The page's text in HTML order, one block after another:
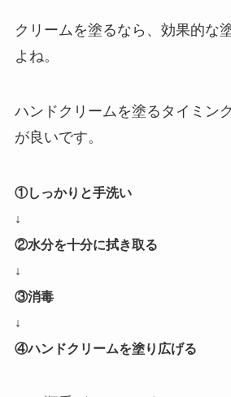
クリームを塗るなら、効果的な
よね。
ハンドクリームを塗るタイミン
が良いです。
①しっかりと手洗い
↓
②水分を十分に拭き取る
↓
③消毒
↓
④ハンドクリームを塗り広げる